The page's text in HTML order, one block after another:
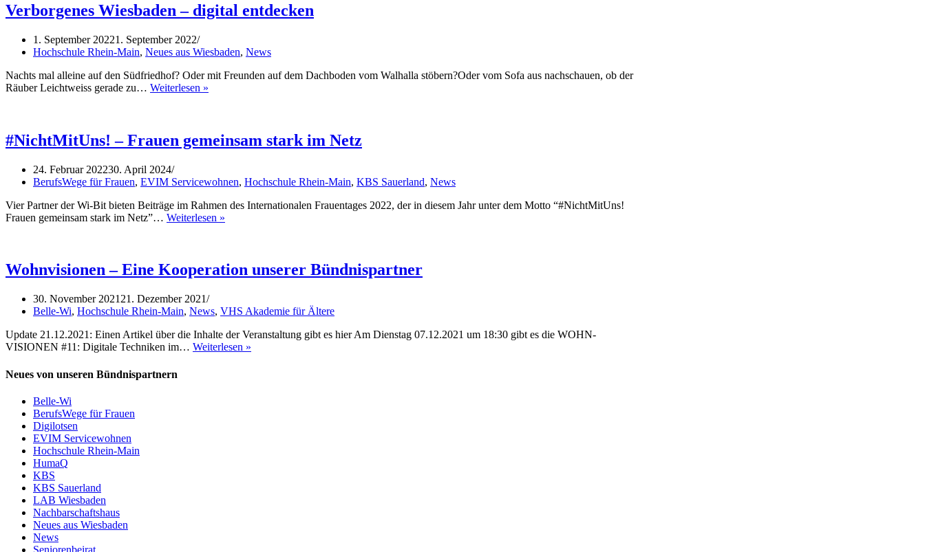
Verborgenes Wiesbaden – digital entdecken
1. September 20221. September 2022
Hochschule Rhein-Main, Neues aus Wiesbaden, News
Nachts mal alleine auf den Südfriedhof? Oder mit Freunden auf dem Dachboden vom Walhalla stöbern?Oder vom Sofa aus nachschauen, ob der
Räuber Leichtweiss gerade zu… Weiterlesen »
entdecken
#NichtMitUns! – Frauen gemeinsam stark im Netz
24. Februar 202230. April 2024
BerufsWege für Frauen, EVIM Servicewohnen, Hochschule Rhein-Main, KBS Sauerland, News
Vier Partner der Wi-Bit bieten Beiträge im Rahmen des Internationalen Frauentages 2022, der in diesem Jahr unter dem Motto “#NichtMitUns!
Frauen gemeinsam stark im Netz”… Weiterlesen »
stark
im
Wohnvisionen – Eine Kooperation unserer Bündnispartner
30. November 2021 21. Dezember 2021
Belle-Wi, Hochschule Rhein-Main, News, VHS Akademie für Ältere
Update 21.12.2021: Einen Artikel über die Inhalte der Veranstaltung gibt es hier Am Dienstag 07.12.2021 um 18:30 gibt es die WOHN-
VISIONEN #11: Digitale Techniken im… Weiterlesen »
Neues von unseren Bündnispartnern
Belle-Wi
BerufsWege für Frauen
Digilotsen
EVIM Servicewohnen
Hochschule Rhein-Main
HumaQ
KBS
KBS Sauerland
LAB Wiesbaden
Nachbarschaftshaus
Neues aus Wiesbaden
News
Seniorenbeirat